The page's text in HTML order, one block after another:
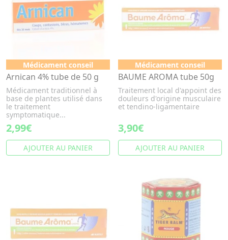
Médicament conseil
Arnican 4% tube de 50 g
Médicament traditionnel à
base de plantes utilisé dans
le traitement
symptomatique...
2,99€
AJOUTER AU PANIER
Médicament conseil
BAUME AROMA tube 50g
Traitement local d'appoint des
douleurs d'origine musculaire
et tendino-ligamentaire
3,90€
AJOUTER AU PANIER